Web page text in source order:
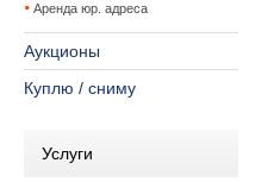
Аренда юр. адреса
Аукционы
Куплю / сниму
Услуги